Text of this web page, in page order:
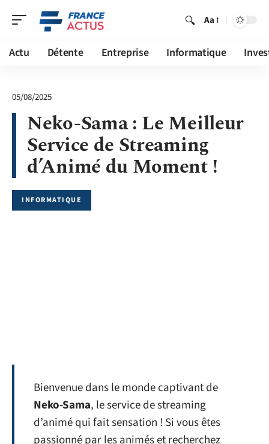
Aa
Actu Détente Entreprise Informatique
05/08/2025
Neko-Sama : Le Meilleur
Service de Streaming
d’Animé du Moment !
INFORMATIQUE
Bienvenue dans le monde captivant de
Neko-Sama, le service de streaming
d’animé qui fait sensation ! Si vous êtes
passionné par les animés et recherchez